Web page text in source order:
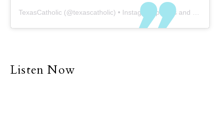
TexasCatholic (@texascatholic) • Instagram photos and videos
Listen Now